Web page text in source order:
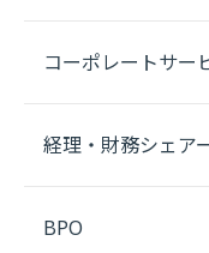
コーポレートサー
経理・財務シェア
BPO